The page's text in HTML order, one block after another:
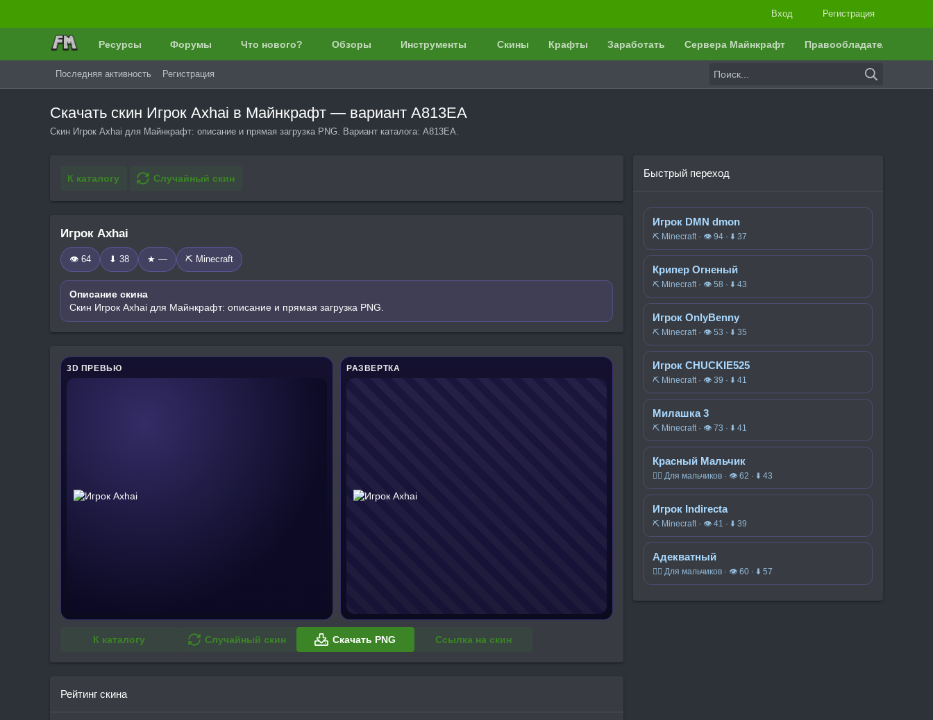
Вход Регистрация
Ресурсы Форумы Что нового? Обзоры Инструменты Скины Крафты Заработать Сервера Майнкрафт Правообладателям
Последняя активность Регистрация
Скачать скин Игрок Axhai в Майнкрафт — вариант A813EA
Скин Игрок Axhai для Майнкрафт: описание и прямая загрузка PNG. Вариант каталога: A813EA.
К каталогу Случайный скин
Игрок Axhai
👁 64 ⬇ 38 ★ — ⛏️ Minecraft
Описание скина
Скин Игрок Axhai для Майнкрафт: описание и прямая загрузка PNG.
3D ПРЕВЬЮ РАЗВЕРТКА
К каталогу Случайный скин Скачать PNG Ссылка на скин
Рейтинг скина
Быстрый переход
Игрок DMN dmon
⛏️ Minecraft · 👁 94 · ⬇ 37
Крипер Огненый
⛏️ Minecraft · 👁 58 · ⬇ 43
Игрок OnlyBenny
⛏️ Minecraft · 👁 53 · ⬇ 35
Игрок CHUCKIE525
⛏️ Minecraft · 👁 39 · ⬇ 41
Милашка 3
⛏️ Minecraft · 👁 73 · ⬇ 41
Красный Мальчик
🧍‍♂️ Для мальчиков · 👁 62 · ⬇ 43
Игрок Indirecta
⛏️ Minecraft · 👁 41 · ⬇ 39
Адекватный
🧍‍♂️ Для мальчиков · 👁 60 · ⬇ 57